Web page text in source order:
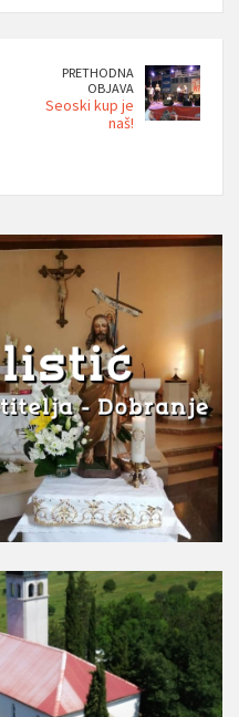
PRETHODNA
OBJAVA
Seoski kup je
naš!